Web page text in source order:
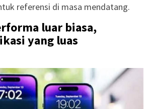
referensi di masa mendatang.
luar biasa,
yang luas